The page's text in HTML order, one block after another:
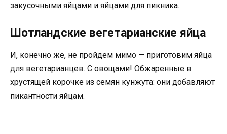
закусочными яйцами и яйцами для пикника.
Шотландские вегетарианские яйца
И, конечно же, не пройдем мимо — приготовим яйца
для вегетарианцев. С овощами! Обжаренные в
хрустящей корочке из семян кунжута: они добавляют
пикантности яйцам.